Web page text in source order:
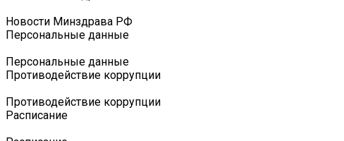
Новости Минздрава РФ
Персональные данные
Персональные данные
Противодействие коррупции
Противодействие коррупции
Расписание